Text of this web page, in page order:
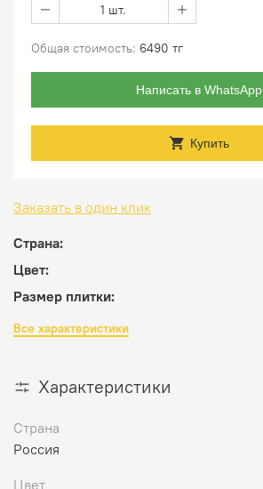
1 шт.
Общая стоимость: 6490 тг
Написать в WhatsApp
Купить
Заказать в один клик
Страна:
Цвет:
Размер плитки:
Все характеристики
Характеристики
Страна
Россия
Цвет